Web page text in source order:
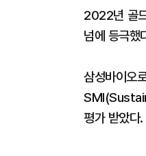
2022년 골
넘에 등극했
삼성바이
평가 받았다